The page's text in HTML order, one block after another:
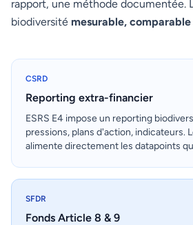
rapport, une méthode documentée.
biodiversité mesurable,
CSRD
Reporting extra-financier
ESRS E4 impose un reporting
pressions, plans d'action, indicateurs.
alimente directement les datapoints
SFDR
Fonds Article 8 & 9